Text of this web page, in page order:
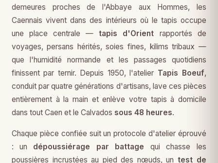
demeures proches de l'Abbaye aux Hommes, les
Caennais vivent dans des intérieurs où le tapis occupe
une place centrale — tapis d'Orient rapportés de
voyages, persans hérités, soies fines, kilims tribaux —
que l'humidité normande et les passages quotidiens
finissent par ternir. Depuis 1950, l'atelier Tapis Boeuf,
conduit par quatre générations d'artisans, lave ces pièces
entièrement à la main et enlève votre tapis à domicile
dans tout Caen et le Calvados sous 48 heures.
Chaque pièce confiée suit un protocole d'atelier éprouvé
: un dépoussiérage par battage qui chasse les
poussières incrustées au pied des nœuds, un test de